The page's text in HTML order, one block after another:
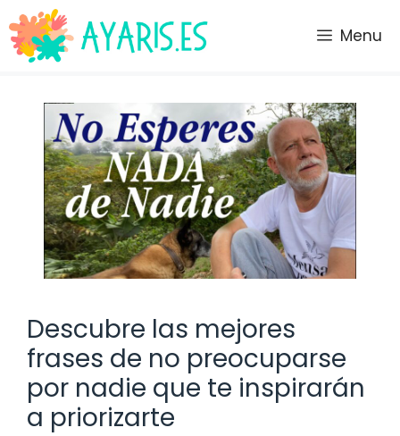
Saltar
al
contenido
Menu
Descubre las mejores
frases de no preocuparse
por nadie que te inspirarán
a priorizarte